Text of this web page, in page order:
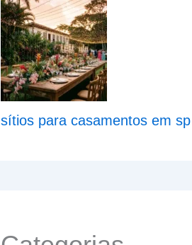
sítios para casamentos em sp